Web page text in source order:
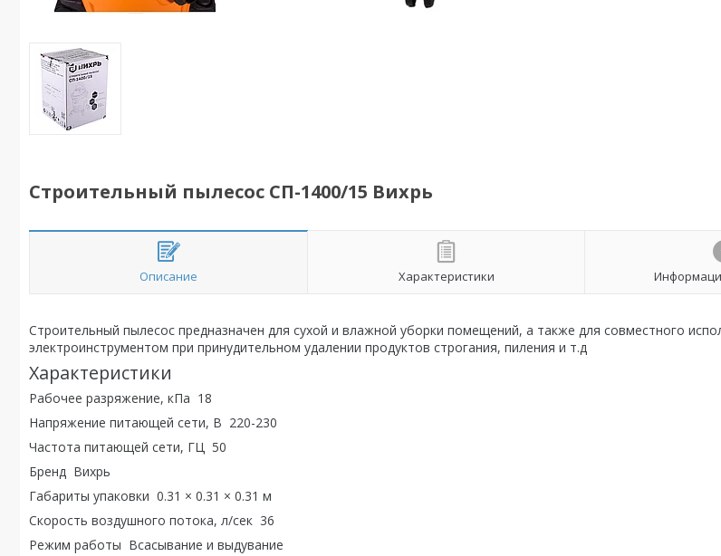
Строительный пылесос СП-1400/15 Вихрь
Описание Характеристики
Строительный пылесос предназначен для сухой и влажной уборки помещений, а также для совместного
электроинструментом при принудительном удалении продуктов строгания, пиления и т.д
Характеристики
Рабочее разряжение, кПа 18
Напряжение питающей сети, В 220-230
Частота питающей сети, ГЦ 50
Бренд Вихрь
Габариты упаковки 0.31 × 0.31 × 0.31 м
Скорость воздушного потока, л/сек 36
Режим работы Всасывание и выдувание